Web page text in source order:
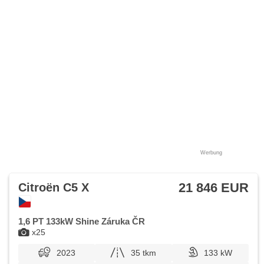
Werbung
x25
Citroën C5 X 21 846 EUR
1,6 PT 133kW Shine Záruka ČR
2023 35 tkm 133 kW